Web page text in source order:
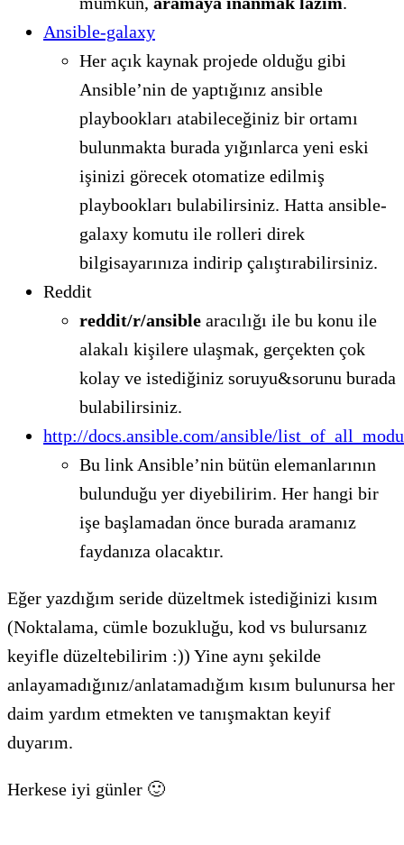
Ansible-galaxy
Her açık kaynak projede olduğu gibi
Ansible’nin de yaptığınız ansible
playbookları atabileceğiniz bir ortamı
bulunmakta burada yığınlarca yeni eski
işinizi görecek otomatize edilmiş
playbookları bulabilirsiniz. Hatta ansible-
galaxy komutu ile rolleri direk
bilgisayarınıza indirip çalıştırabilirsiniz.
Reddit
reddit/r/ansible aracılığı ile bu konu ile
alakalı kişilere ulaşmak, gerçekten çok
kolay ve istediğiniz soruyu&sorunu burada
bulabilirsiniz.
http://docs.ansible.com/ansible/
Bu link Ansible’nin bütün elemanlarının
bulunduğu yer diyebilirim. Her hangi bir
işe başlamadan önce burada aramanız
faydanıza olacaktır.
Eğer yazdığım seride düzeltmek istediğinizi kısım
(Noktalama, cümle bozukluğu, kod vs bulursanız
keyifle düzeltebilirim :)) Yine aynı şekilde
anlayamadığınız/anlatamadığım kısım bulunursa her
daim yardım etmekten ve tanışmaktan keyif
duyarım.
Herkese iyi günler 🙂